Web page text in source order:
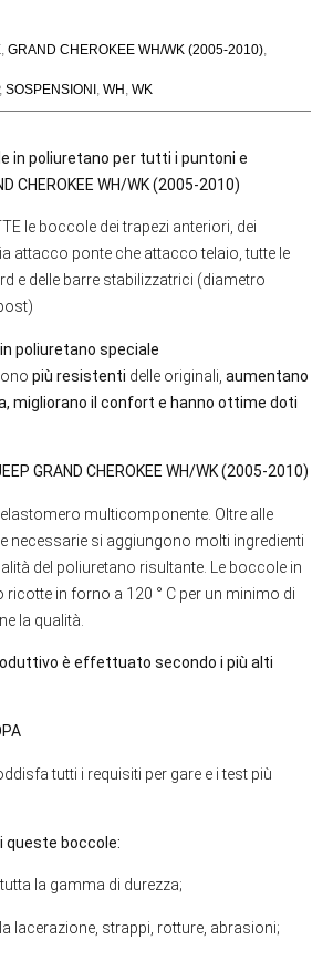
, GRAND CHEROKEE WH/WK (2005-2010),
, SOSPENSIONI , WH , WK
in poliuretano per tutti i puntoni e
CHEROKEE WH/WK (2005-2010)
le boccole dei trapezi anteriori, dei
attacco ponte che attacco telaio, tutte le
e delle barre stabilizzatrici (diametro
poliuretano speciale
più resistenti delle originali, aumentano
migliorano il confort e hanno ottime doti
GRAND CHEROKEE WH/WK (2005-2010)
multicomponente. Oltre alle
necessarie si aggiungono molti ingredienti
del poliuretano risultante. Le boccole in
in forno a 120 ° C per un minimo di
la qualità.
è effettuato secondo i più alti
tutti i requisiti per gare e i test più
queste boccole:
la gamma di durezza;
lacerazione, strappi, rotture, abrasioni;